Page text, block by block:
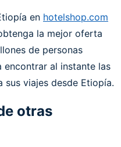
en hotelshop.com
la mejor oferta
de personas
encontrar al instante las
viajes desde Etiopía.
otras